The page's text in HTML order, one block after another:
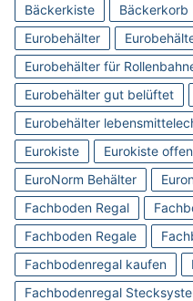
Bäckerkiste
Bäckerkorb
Eurobehälter
Eurobehälter für
Eurobehälter gut belüftet
Eurobehälter
Eurokiste
Eurokiste offen
EuroNorm Behälter
Fachboden Regal
Fachboden Regale
Fachbodenregal kaufen
Fachbodenregal